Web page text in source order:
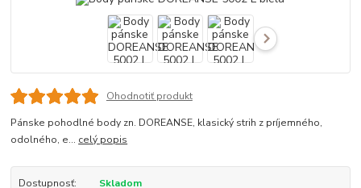
Ohodnotiť produkt
Pánske pohodlné body zn. DOREANSE, klasický strih z príjemného,
odolného, e... celý popis
Dostupnosť:
Skladom